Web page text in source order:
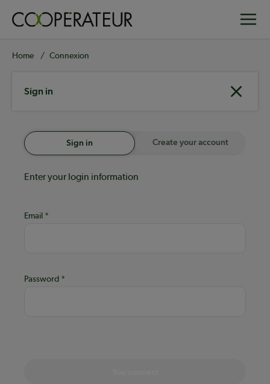
content
Breadcrumb
Home Connexion
Sign in
Sign in Create your account
Enter your login information
Email
Password